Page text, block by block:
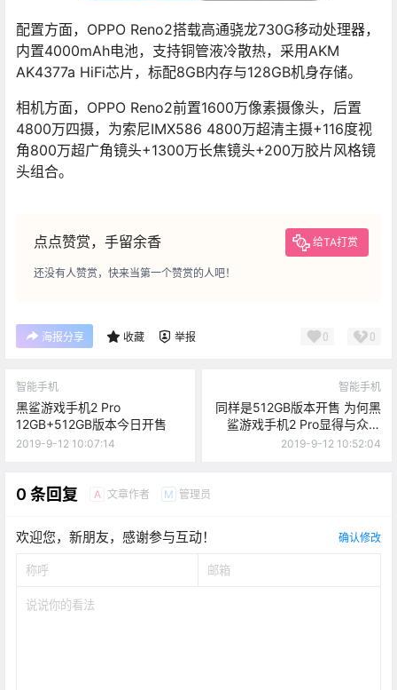
配置方面，OPPO Reno2搭载高通骁龙730G移动处理器，
内置4000mAh电池，支持铜管液冷散热，采用AKM
AK4377a HiFi芯片，标配8GB内存与128GB机身存储。
相机方面，OPPO Reno2前置1600万像素摄像头，后置
4800万四摄，为索尼IMX586 4800万超清主摄+116度视
角800万超广角镜头+1300万长焦镜头+200万胶片风格镜
头组合。
点点赞赏，手留余香 给TA打赏
还没有人赞赏，快来当第一个赞赏的人吧！
海报分享 收藏 举报 0 0
智能手机
黑鲨游戏手机2 Pro
12GB+512GB版本今日开售
2019-9-12 10:07:14
智能手机
同样是512GB版本开售 为何黑
鲨游戏手机2 Pro显得与众不
同？
2019-9-12 10:52:04
0 条回复 A 文章作者 M 管理员
欢迎您，新朋友，感谢参与互动！ 确认修改